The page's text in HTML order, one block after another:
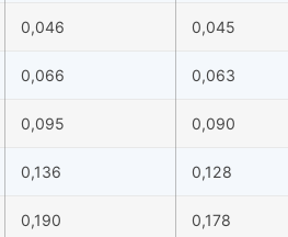
0,046 0,045
0,066 0,063
0,095 0,090
0,136 0,128
0,190 0,178